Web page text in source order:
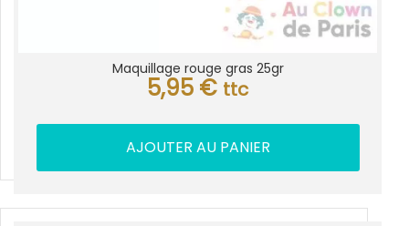
Maquillage rouge gras 25gr
5,95 € ttc
AJOUTER AU PANIER